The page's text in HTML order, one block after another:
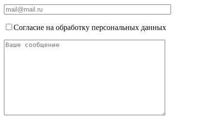
Согласие на обработку персональных данных